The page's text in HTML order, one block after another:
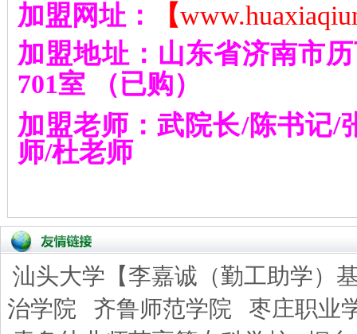
加盟网址：
【
加盟地址：山东省济南市
701室
（已购）
加盟老师：武院长/陈书记/
师/杜老师
汕头大学【李嘉诚（勤工助学）
治学院
齐鲁师范学院
枣庄职业